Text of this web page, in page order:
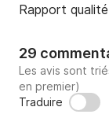
Rapport
29
Les avis sont
en premier)
Traduire